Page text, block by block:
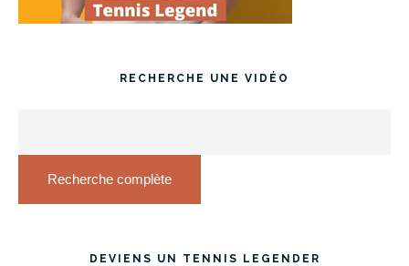
RECHERCHE UNE VIDÉO
Recherche complète
DEVIENS UN TENNIS LEGENDER